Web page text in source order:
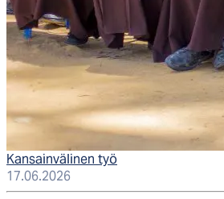
Kansainvälinen työ
17.06.2026